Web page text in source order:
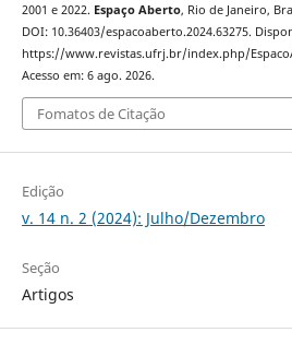
2001 e 2022. Espaço Aberto, Rio de Janeiro,
DOI: 10.36403/espacoaberto.2024.63275.
https://www.revistas.ufrj.br/index.php/
Acesso em: 6 ago. 2026.
Fomatos de Citação
Edição
v. 14 n. 2 (2024): Julho/Dezembro
Seção
Artigos